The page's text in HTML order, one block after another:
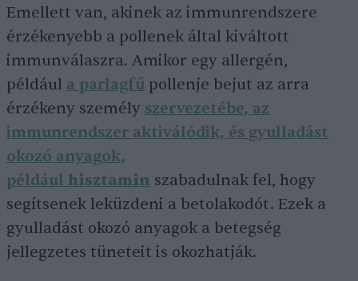
Emellett van, akinek az immunrendszere
érzékenyebb a pollenek által kiváltott
immunválaszra. Amikor egy allergén,
például a parlagfű pollenje bejut az arra
érzékeny személy szervezetébe, az
immunrendszer aktiválódik, és gyulladást
okozó anyagok,
például hisztamin szabadulnak fel, hogy
segítsenek leküzdeni a betolakodót. Ezek a
gyulladást okozó anyagok a betegség
jellegzetes tüneteit is okozhatják.